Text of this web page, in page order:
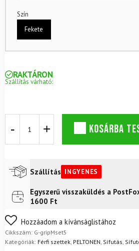
Szín
Fekete
RAKTÁRON
Szállítás várható:
szett
Facile
Rossignol
cipő
botok
(KARBANTARTÁS
MENTES
TEREPFUTÁS)
KOSÁRBA
Szállítás INGYENES
Futár a címreIngyenes
Egyszerű visszaküldés a
1600 Ft
Nem biztos a választásában? Semmi
egyszerűen visszaküldheti 14 napon
Mik a visszaküldés feltételei?
Hozzáadom a kívánságlistához
Cikkszám: G-gripMset5
Kategóriák: Férfi szettek, PELTONEN, Sífutás,